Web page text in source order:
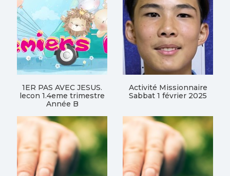
1ER PAS AVEC JESUS.
lecon 1.4eme trimestre
Année B
Activité Missionnaire
Sabbat 1 février 2025